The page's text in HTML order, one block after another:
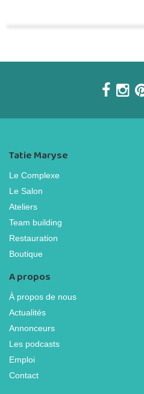
Tatie Maryse
Le Complexe
Le Salon
Ateliers
Team building
Restauration
Boutique
A propos
À propos de nous
Actualités
Annonceurs
Les podcasts
Emploi
Contact